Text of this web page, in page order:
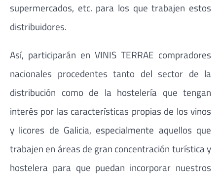
supermercados, etc. para los que trabajen estos
distribuidores.
Así, participarán en VINIS TERRAE compradores
nacionales procedentes tanto del sector de la
distribución como de la hostelería que tengan
interés por las características propias de los vinos
y licores de Galicia, especialmente aquellos que
trabajen en áreas de gran concentración turística y
hostelera para que puedan incorporar nuestros